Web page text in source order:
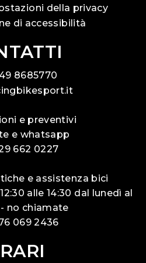
della privacy
di accessibilità
8685770
e preventivi
e whatsapp
662 0227
e assistenza bici
alle 14:30 dal lunedì al
no chiamate
069 2436